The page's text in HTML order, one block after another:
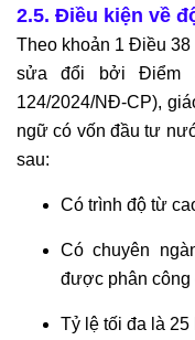
2.5. Điều kiện về
Theo khoản 1 Điều
sửa đổi bởi Điểm
124/2024/NĐ-CP),
ngữ có vốn đầu tư
sau:
Có trình độ từ
Có chuyên
được phân công
Tỷ lệ tối đa là